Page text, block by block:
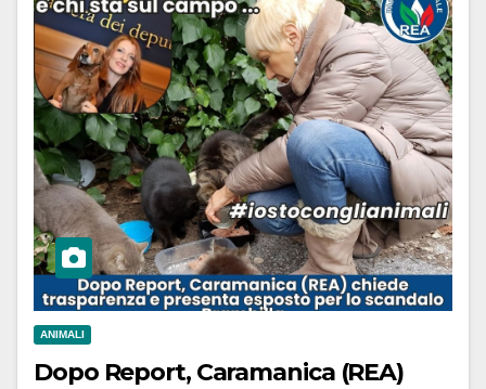
ANIMALI
Dopo Report, Caramanica (REA)